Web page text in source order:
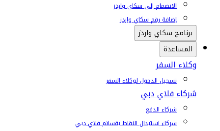
الانضمام إلى سكاي واردز
إضافة رقم سكاي واردز
برنامج سكاي واردز
المساعدة
وكلاء السفر
تسجيل الدخول لوكلاء السفر
شركاء فلاي دبي
شركاء الدفع
شركاء استبدال النقاط بقسائم فلاي دبي